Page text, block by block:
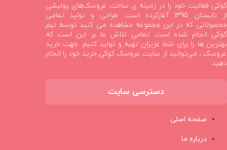
کوکی فعالیت خود را در زمینه ی ساخت عروسک‌های پولیشی
از تابستان 1395 آغازکرده است. طراحی و تولید تمامی
محصولاتی که در این مجموعه مشاهده می کنید توسط تیم
کوکی انجام شده است. تمامی تلاش ما بر این است که
بهترین ها را برای شما عزیزان تهیه و تولید کنیم. جهت خرید
عروسک ، می‌توانید از سایت عروسک کوکی خرید خود را انجام
دهید.
دسترسی سایت
صفحه اصلی
درباره ما